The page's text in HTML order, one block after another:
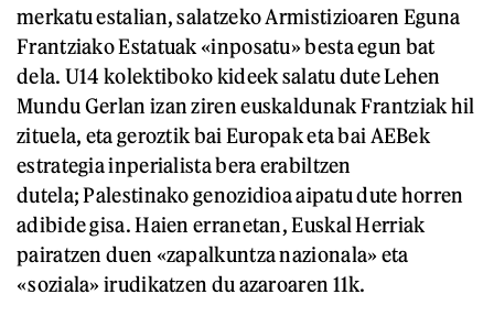
merkatu estalian, salatzeko Armistizioaren Eguna
Frantziako Estatuak «inposatu» besta egun bat
dela. U14 kolektiboko kideek salatu dute Lehen
Mundu Gerlan izan ziren euskaldunak Frantziak hil
zituela, eta geroztik bai Europak eta bai AEBek
estrategia inperialista bera erabiltzen
dutela; Palestinako genozidioa aipatu dute horren
adibide gisa. Haien erranetan, Euskal Herriak
pairatzen duen «zapalkuntza nazionala» eta
«soziala» irudikatzen du azaroaren 11k.